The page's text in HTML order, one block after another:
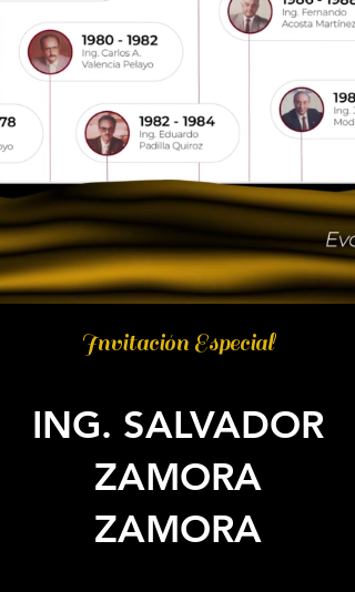
Invitación Especial
ING. SALVADOR
ZAMORA
ZAMORA